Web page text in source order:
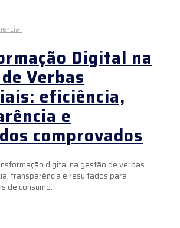
Digital na
Verbas
eficiência,
e
comprovados
digital na gestão de verbas
transparência e resultados para
de consumo.